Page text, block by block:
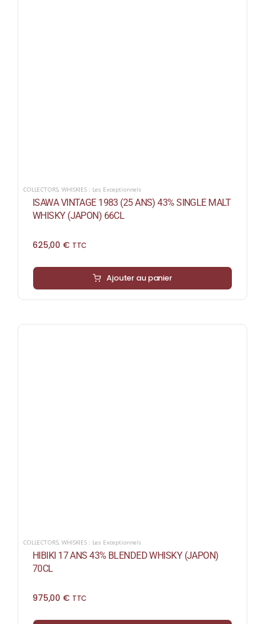
COLLECTORS,WHISKIES : Les Exceptionnels
ISAWA VINTAGE 1983 (25 ANS) 43% SINGLE MALT
WHISKY (JAPON) 66CL
625,00 € TTC
Ajouter au panier
COLLECTORS,WHISKIES : Les Exceptionnels
HIBIKI 17 ANS 43% BLENDED WHISKY (JAPON)
70CL
975,00 € TTC